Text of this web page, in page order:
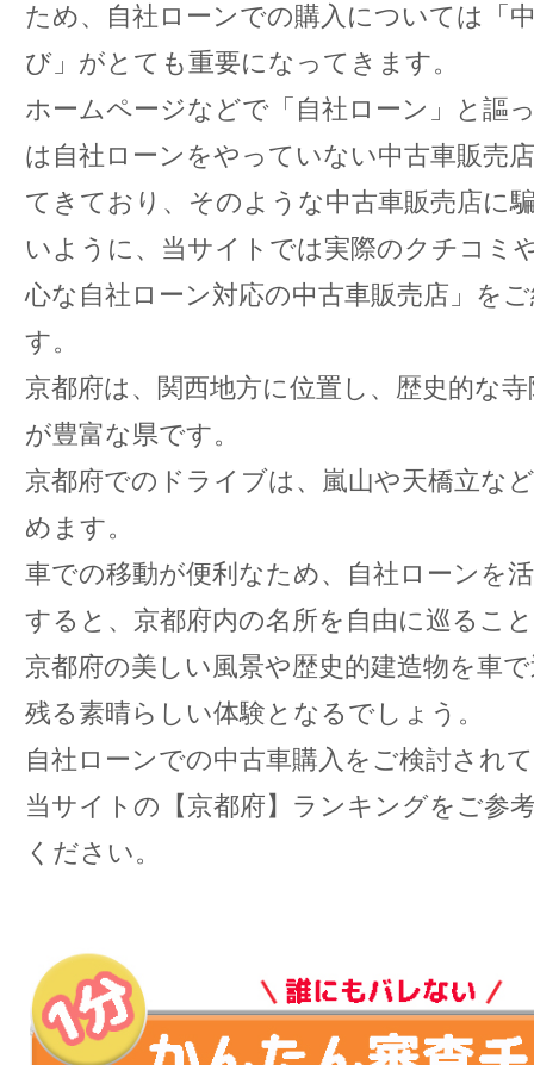
ため、自社ローンでの購入については「
び」がとても重要になってきます。
ホームページなどで「自社ローン」と謳
は自社ローンをやっていない中古車販売
てきており、そのような中古車販売店に
いように、当サイトでは実際のクチコミ
心な自社ローン対応の中古車販売店」を
す。
京都府は、関西地方に位置し、歴史的な
が豊富な県です。
京都府でのドライブは、嵐山や天橋立な
めます。
車での移動が便利なため、自社ローンを
すると、京都府内の名所を自由に巡るこ
京都府の美しい風景や歴史的建造物を車
残る素晴らしい体験となるでしょう。
自社ローンでの中古車購入をご検討され
当サイトの【京都府】ランキングをご参
ください。